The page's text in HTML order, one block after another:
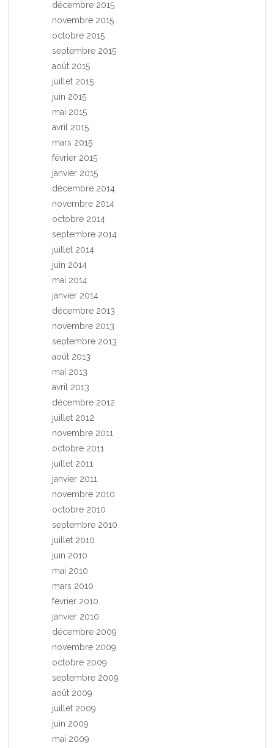
décembre 2015
novembre 2015
octobre 2015
septembre 2015
août 2015
juillet 2015
juin 2015
mai 2015
avril 2015
mars 2015
février 2015
janvier 2015
décembre 2014
novembre 2014
octobre 2014
septembre 2014
juillet 2014
juin 2014
mai 2014
janvier 2014
décembre 2013
novembre 2013
septembre 2013
août 2013
mai 2013
avril 2013
décembre 2012
juillet 2012
novembre 2011
octobre 2011
juillet 2011
janvier 2011
novembre 2010
octobre 2010
septembre 2010
juillet 2010
juin 2010
mai 2010
mars 2010
février 2010
janvier 2010
décembre 2009
novembre 2009
octobre 2009
septembre 2009
août 2009
juillet 2009
juin 2009
mai 2009